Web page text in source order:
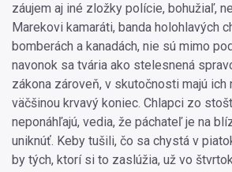
záujem aj iné zložky polície, bohužiaľ,
Marekovi kamaráti, banda holohlavých
bomberách a kanadách, nie sú mimo
navonok sa tvária ako stelesnená
zákona zároveň, v skutočnosti majú ich
väčšinou krvavý koniec. Chlapci zo
neponáhľajú, vedia, že páchateľ je na
uniknúť. Keby tušili, čo sa chystá v
by tých, ktorí si to zaslúžia, už vo